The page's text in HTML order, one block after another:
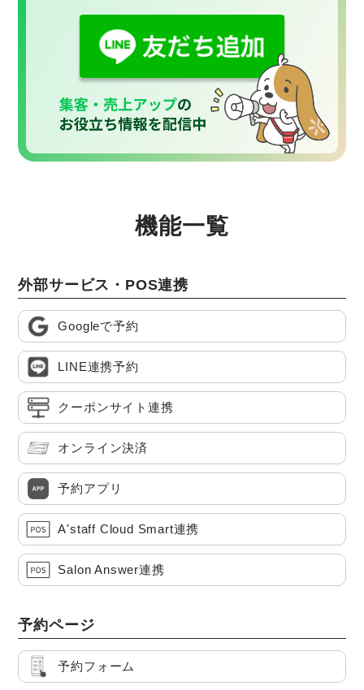
機能一覧
外部サービス・POS連携
Googleで予約
LINE連携予約
クーポンサイト連携
オンライン決済
予約アプリ
A'staff Cloud Smart連携
Salon Answer連携
予約ページ
予約フォーム